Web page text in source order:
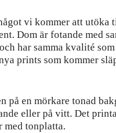
vi kommer att utöka
Dom är fotande med
har samma kvalité
prints som kommer
på en mörkare tonad
eller på vitt. Det
med tonplatta.